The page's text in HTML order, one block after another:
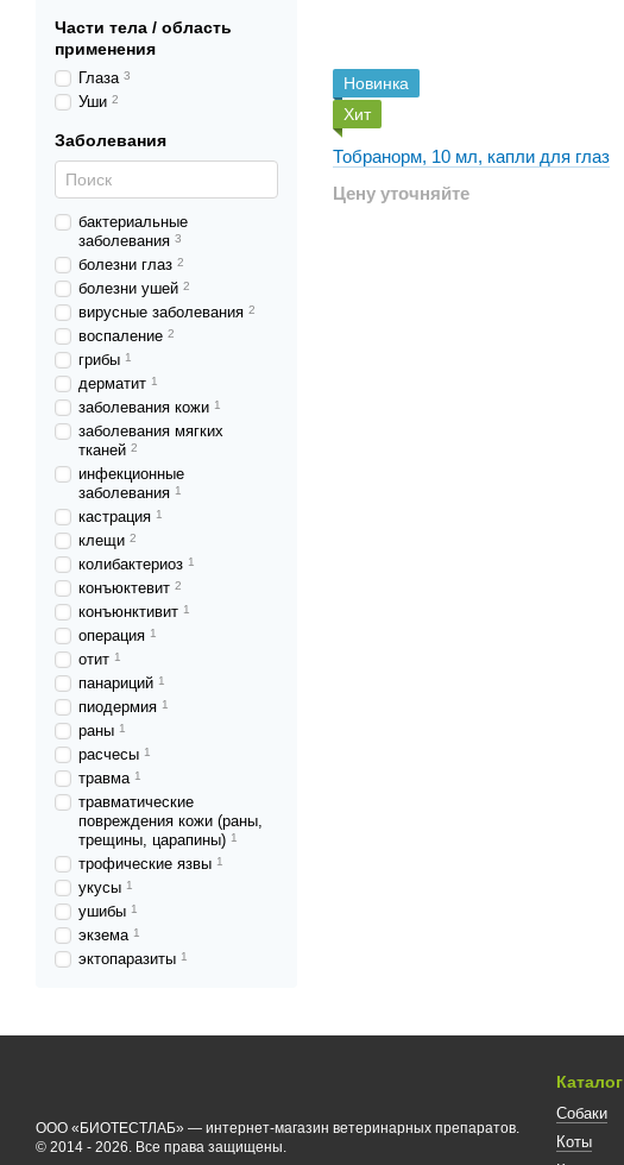
Новинка
Хит
Тобранорм, 10 мл, капли для глаз
Цену уточняйте
Части тела / область
применения
Глаза 3
Уши 2
Заболевания
бактериальные
заболевания 3
болезни глаз 2
болезни ушей 2
вирусные заболевания 2
воспаление 2
грибы 1
дерматит 1
заболевания кожи 1
заболевания мягких
тканей 2
инфекционные
заболевания 1
кастрация 1
клещи 2
колибактериоз 1
конъюктевит 2
конъюнктивит 1
операция 1
отит 1
панариций 1
пиодермия 1
раны 1
расчесы 1
травма 1
травматические
повреждения кожи (раны,
трещины, царапины) 1
трофические язвы 1
укусы 1
ушибы 1
экзема 1
эктопаразиты 1
ООО «БИОТЕСТЛАБ» — интернет-магазин ветеринарных препаратов.
© 2014 - 2026. Все права защищены.
Каталог
Собаки
Коты